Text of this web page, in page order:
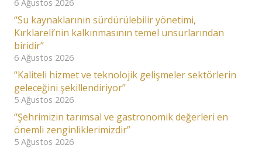
6 Ağustos 2026
“Su kaynaklarının sürdürülebilir yönetimi,
Kırklareli’nin kalkınmasının temel unsurlarından
biridir”
6 Ağustos 2026
“Kaliteli hizmet ve teknolojik gelişmeler sektörlerin
geleceğini şekillendiriyor”
5 Ağustos 2026
“Şehrimizin tarımsal ve gastronomik değerleri en
önemli zenginliklerimizdir”
5 Ağustos 2026